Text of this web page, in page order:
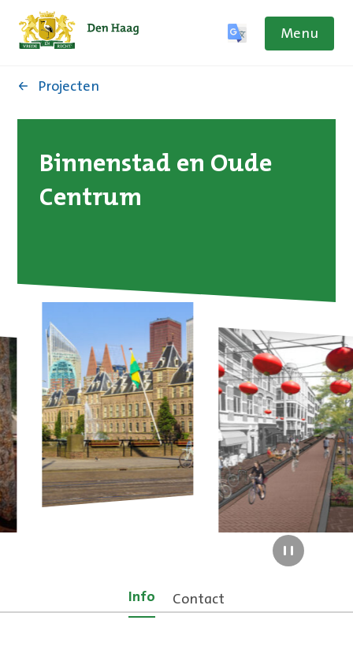
Menu
Projecten
Binnenstad en Oude
Centrum
Pauzeer slider
Info Contact